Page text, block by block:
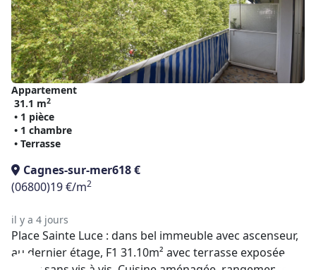
Appartement
31.1 m2
• 1 pièce
• 1 chambre
• Terrasse
Cagnes-sur-mer618 €
(06800)19 €/m2
il y a 4 jours
Place Sainte Luce : dans bel immeuble avec ascenseur,
au dernier étage, F1 31.10m² avec terrasse exposée